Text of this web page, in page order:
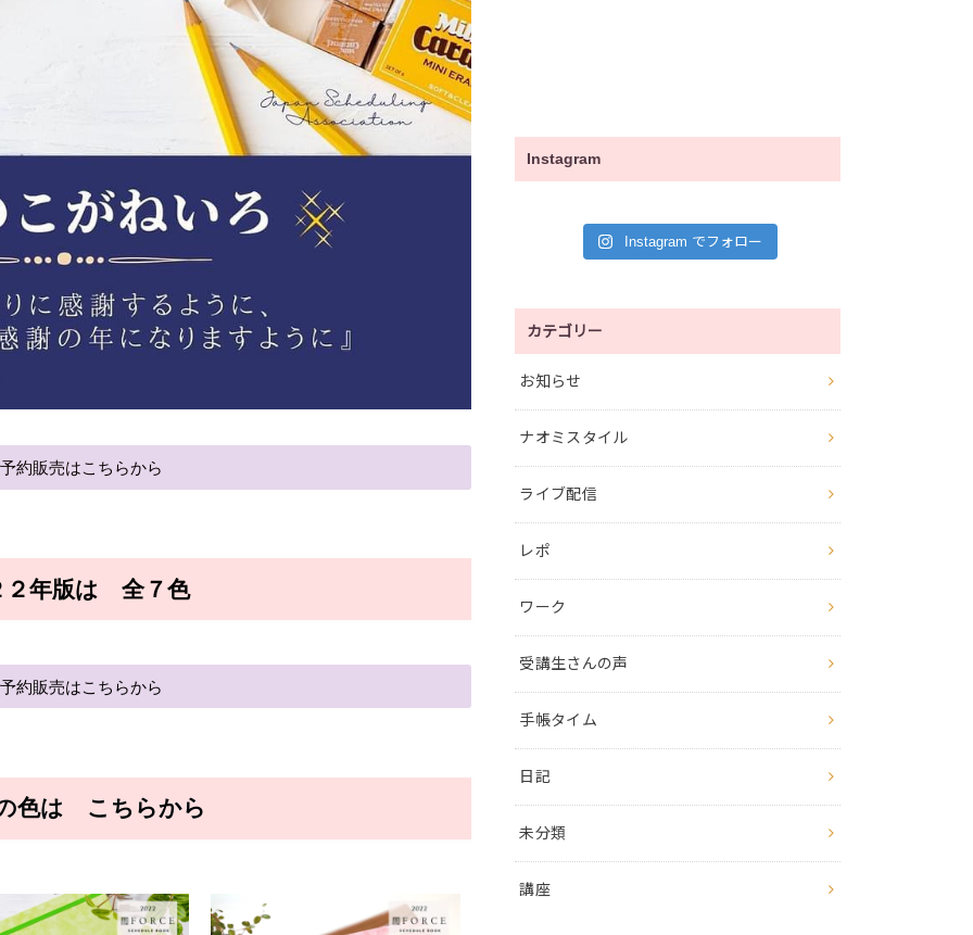
約販売はこちらから
２年版は 全７色
約販売はこちらから
色は こちらから
Instagram
Instagram でフォロー
カテゴリー
お知らせ
ナオミスタイル
ライブ配信
レポ
ワーク
受講生さんの声
手帳タイム
日記
未分類
講座